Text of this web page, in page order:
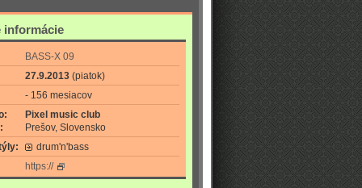
informácie
BASS-X 09
27.9.2013 (piatok)
- 156 mesiacov
Pixel music club
Prešov, Slovensko
drum'n'bass
https://